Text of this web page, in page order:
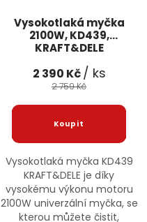
Vysokotlaká myčka
2100W, KD439,
KRAFT&DELE
2 390 Kč/ ks
2 759 Kč
Vysokotlaká myčka KD439
KRAFT&DELE je díky
vysokému výkonu motoru
2100W univerzální myčka, se
kterou můžete čistit,